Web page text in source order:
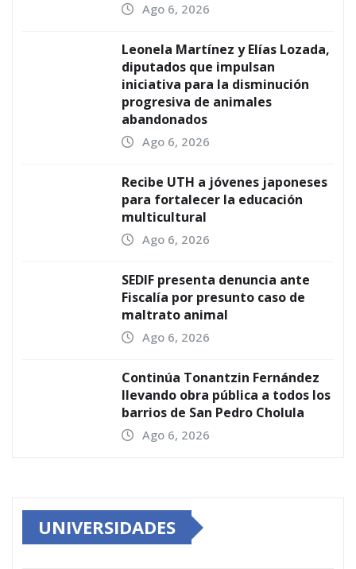
Ago 6, 2026
Leonela Martínez y Elías Lozada,
diputados que impulsan
iniciativa para la disminución
progresiva de animales
abandonados
Ago 6, 2026
Recibe UTH a jóvenes japoneses
para fortalecer la educación
multicultural
Ago 6, 2026
SEDIF presenta denuncia ante
Fiscalía por presunto caso de
maltrato animal
Ago 6, 2026
Continúa Tonantzin Fernández
llevando obra pública a todos los
barrios de San Pedro Cholula
Ago 6, 2026
UNIVERSIDADES